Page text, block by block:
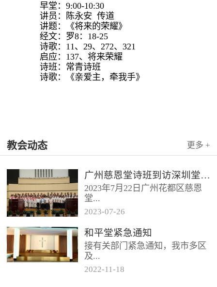
早堂：9:00-10:30
讲员：陈永安 传道
讲题：《将来的荣耀》
经文：罗8：18-25
诗歌：11、29、272、321
启应：137、将来荣耀
诗班：常青诗班
诗歌：《亲爱主，牵我手》
教会动态 更多 +
广州慈恩堂诗班到访深圳堂、和平堂
2023年7月22日广州花都区慈恩
堂...
联合诗班在叶海莲牧师的带领
下，先后到访基督教和平堂、深
圳堂。 上午和平堂教...
2023-07-26
和平堂紧急通知
接有关部门紧急通知，我市多区
及...
2022-11 -18